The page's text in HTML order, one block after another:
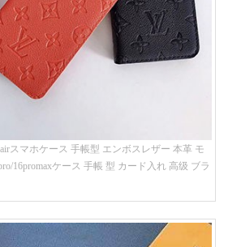
スマホケース 手帳型 エンボスレザー 本革 モ
16promaxケース 手帳 型 カード入れ 高级 ブラ
手帳型 男女通用 大人かわいい